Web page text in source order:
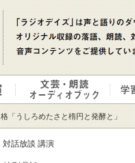
「うしろめたさと楕円と発酵と」
対話放談 講演